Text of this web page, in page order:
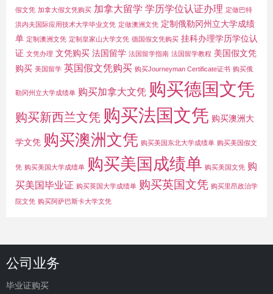
假文凭 加拿大假文凭购买 加拿大留学 学历学位认证办理 定做巴特
洪内夫国际应用技术大学毕业文凭 定做澳洲文凭 定制俄勒冈州立大学成绩
单 定制澳洲文凭 定制皇家山大学文凭 德国假文凭购买 挂科办理学历学位认
证 文凭办理 文凭购买 法国留学 法国留学指南 法国留学教程 美国假文凭
购买 美国留学 英国假文凭购买 购买Journeyman Certificate证书 购买俄
勒冈州立大学成绩单 购买加拿大文凭 购买德国文凭
购买新西兰文凭 购买法国文凭 购买澳洲大
学文凭 购买澳洲文凭 购买美国东北大学成绩单 购买美国假文
凭 购买美国大学成绩单 购买美国成绩单 购买美国文凭 购
买美国毕业证 购买英国大学成绩单 购买英国文凭 购买里昂政治学
院文凭 购买阿萨巴斯卡大学文凭
公司业务
毕业证购买